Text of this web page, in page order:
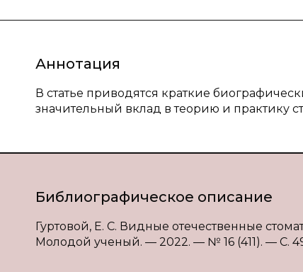
Аннотация
В статье приводятся краткие
значительный вклад в теорию и практику
Библиографическое описание
Гуртовой, Е. С. Видные отечественные
Молодой ученый. — 2022. — № 16 (411). — С.